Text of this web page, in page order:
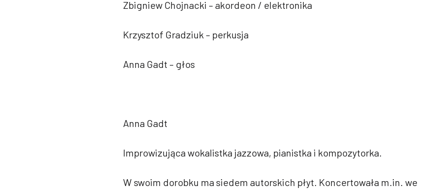
Zbigniew Chojnacki – akordeon / elektronika
Krzysztof Gradziuk – perkusja
Anna Gadt – głos
Anna Gadt
Improwizująca wokalistka jazzowa, pianistka i kompozytorka.
W swoim dorobku ma siedem autorskich płyt. Koncertowała m.in. we